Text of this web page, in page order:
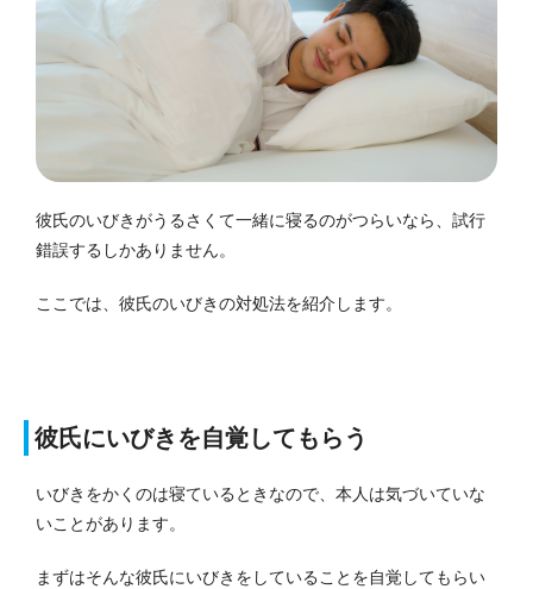
彼氏のいびきがうるさくて一緒に寝るのがつらいなら、試行
錯誤するしかありません。
ここでは、彼氏のいびきの対処法を紹介します。
彼氏にいびきを自覚してもらう
いびきをかくのは寝ているときなので、本人は気づいていな
いことがあります。
まずはそんな彼氏にいびきをしていることを自覚してもらい